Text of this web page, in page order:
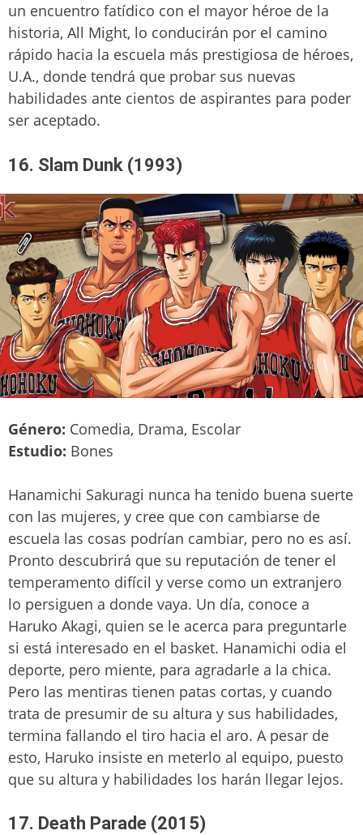
un encuentro fatídico con el mayor héroe de la
historia, All Might, lo conducirán por el camino
rápido hacia la escuela más prestigiosa de héroes,
U.A., donde tendrá que probar sus nuevas
habilidades ante cientos de aspirantes para poder
ser aceptado.
16. Slam Dunk (1993)
Género: Comedia, Drama, Escolar
Estudio: Bones
Hanamichi Sakuragi nunca ha tenido buena suerte
con las mujeres, y cree que con cambiarse de
escuela las cosas podrían cambiar, pero no es así.
Pronto descubrirá que su reputación de tener el
temperamento difícil y verse como un extranjero
lo persiguen a donde vaya. Un día, conoce a
Haruko Akagi, quien se le acerca para preguntarle
si está interesado en el basket. Hanamichi odia el
deporte, pero miente, para agradarle a la chica.
Pero las mentiras tienen patas cortas, y cuando
trata de presumir de su altura y sus habilidades,
termina fallando el tiro hacia el aro. A pesar de
esto, Haruko insiste en meterlo al equipo, puesto
que su altura y habilidades los harán llegar lejos.
17. Death Parade (2015)